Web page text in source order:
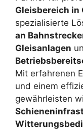
Gleisbereich in
spezialisierte
an
Gleisanlagen
Mit erfahrenen
und einem
gewährleisten